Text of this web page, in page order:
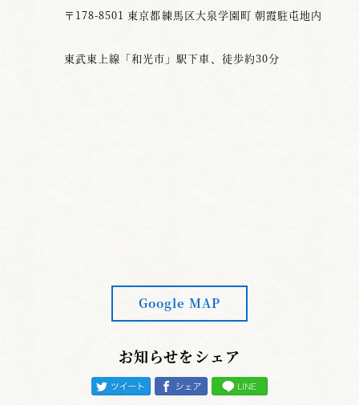
〒178-8501 東京都練馬区大泉学園町 朝霞駐屯地内
東武東上線「和光市」駅下車、徒歩約30分
Google MAP
お知らせをシェア